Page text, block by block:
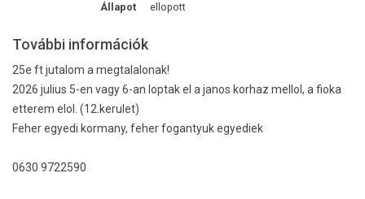
Állapot ellopott
További információk
25e ft jutalom a megtalalonak!
2026 julius 5-en vagy 6-an loptak el a janos korhaz mellol, a fioka
etterem elol. (12.kerulet)
Feher egyedi kormany, feher fogantyuk egyediek
0630 9722590